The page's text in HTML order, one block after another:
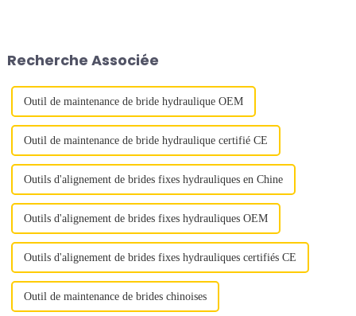
dans de multiples secteurs
Recherche Associée
Outil de maintenance de bride hydraulique OEM
Outil de maintenance de bride hydraulique certifié CE
Outils d'alignement de brides fixes hydrauliques en Chine
Outils d'alignement de brides fixes hydrauliques OEM
Outils d'alignement de brides fixes hydrauliques certifiés CE
Outil de maintenance de brides chinoises